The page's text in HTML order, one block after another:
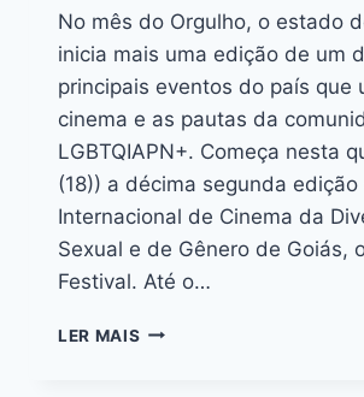
No mês do Orgulho, o estado
inicia mais uma edição de um
principais eventos do país que
cinema e as pautas da
LGBTQIAPN+. Começa nesta
(18)) a décima segunda edição
Internacional de Cinema da
Sexual e de Gênero de Goiás,
Festival. Até o…
LER MAIS